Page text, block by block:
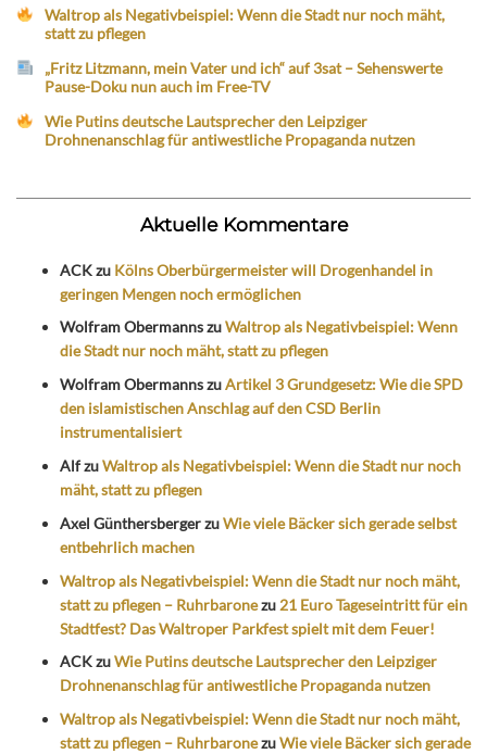
Waltrop als Negativbeispiel: Wenn die Stadt nur noch mäht,
statt zu pflegen
„Fritz Litzmann, mein Vater und ich“ auf 3sat – Sehenswerte
Pause-Doku nun auch im Free-TV
Wie Putins deutsche Lautsprecher den Leipziger
Drohnenanschlag für antiwestliche Propaganda nutzen
Aktuelle Kommentare
ACKzu Kölns Oberbürgermeister will Drogenhandel in
geringen Mengen noch ermöglichen
Wolfram ObermannszuWaltrop als Negativbeispiel: Wenn
die Stadt nur noch mäht, statt zu pflegen
Wolfram ObermannszuArtikel 3 Grundgesetz: Wie die SPD
den islamistischen Anschlag auf den CSD Berlin
instrumentalisiert
AlfzuWaltrop als Negativbeispiel: Wenn die Stadt nur noch
mäht, statt zu pflegen
Axel GünthersbergerzuWie viele Bäcker sich gerade selbst
entbehrlich machen
Waltrop als Negativbeispiel: Wenn die Stadt nur noch mäht,
statt zu pflegen – Ruhrbaronezu 21 Euro Tageseintritt für ein
Stadtfest? Das Waltroper Parkfest spielt mit dem Feuer!
ACKzuWie Putins deutsche Lautsprecher den Leipziger
Drohnenanschlag für antiwestliche Propaganda nutzen
Waltrop als Negativbeispiel: Wenn die Stadt nur noch mäht,
statt zu pflegen – RuhrbaronezuWie viele Bäcker sich gerade